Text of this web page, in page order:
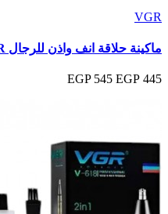
VGR
ماكينة حلاقة انف واذن للرجال VGR موديل V620
445 EGP
545 EGP